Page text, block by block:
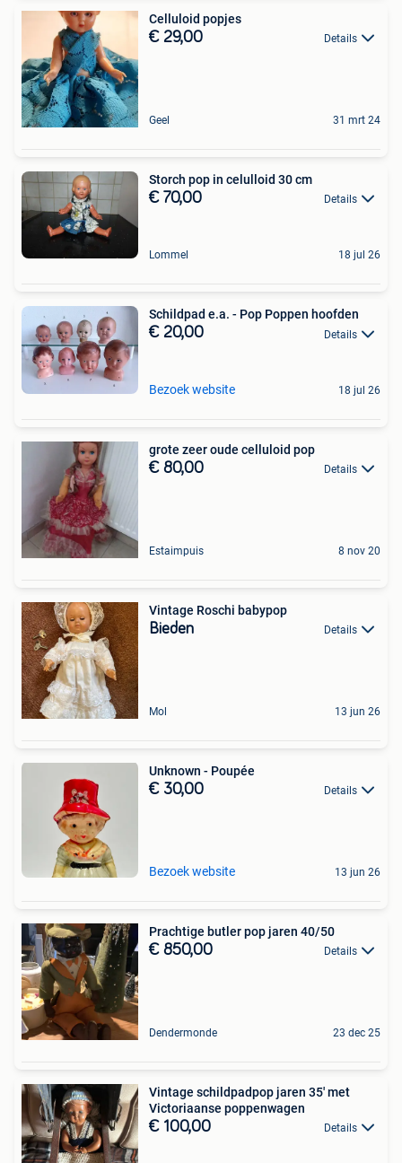
Celluloid popjes
€ 29,00 Details
Geel 31 mrt 24
Storch pop in celulloid 30 cm
€ 70,00 Details
Lommel 18 jul 26
Schildpad e.a. - Pop Poppen hoofden
€ 20,00 Details
Bezoek website 18 jul 26
grote zeer oude celluloid pop
€ 80,00 Details
Estaimpuis 8 nov 20
Vintage Roschi babypop
Bieden Details
Mol 13 jun 26
Unknown - Poupée
€ 30,00 Details
Bezoek website 13 jun 26
Prachtige butler pop jaren 40/50
€ 850,00 Details
Dendermonde 23 dec 25
Vintage schildpadpop jaren 35' met
Victoriaanse poppenwagen
€ 100,00 Details